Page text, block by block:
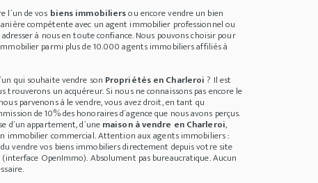
l´un de vos biens immobiliersou encore vendre un bien
compétente avec un agent immobilier professionnel ou
à nous en toute confiance. Nous pouvons choisir pour
parmi plus de 10.000 agents immobiliers affiliés à
qui souhaite vendre son Propriétés en Charleroi? Il est
trouverons un acquéreur. Si nous ne connaissons pas encore le
parvenons à le vendre, vous avez droit, en tant qu
de 10% des honoraires d´agence que nous avons perçus.
d´un appartement, d´unemaison à vendre en Charleroi,
immobilier commercial. Attention aux agents immobiliers :
vendre vos biens immobiliers directement depuis votre site
OpenImmo). Absolument pas bureaucratique. Aucun